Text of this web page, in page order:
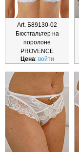
Art. Б89130-02
Бюстгальтер на
поролоне
PROVENCE
COQUETTE REVUE
Цена: войти